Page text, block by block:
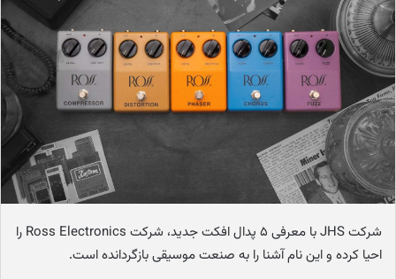
ا
ی
م
ل
شرکت JHS با معرفی ۵ پدال افکت جدید، شرکت Ross Electronics را
احیا کرده و این نام آشنا را به صنعت موسیقی بازگردانده است.